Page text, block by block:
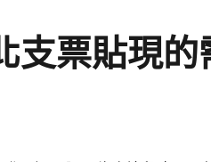
支票貼現